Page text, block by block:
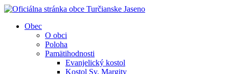
Obec
O obci
Poloha
Pamätihodnosti
Evanjelický kostol
Kostol Sv. Margity